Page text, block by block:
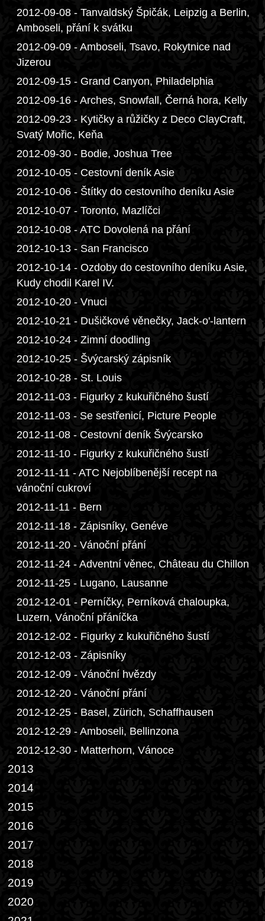
2012-09-08 - Tanvaldský Špičák, Leipzig a Berlin,
Amboseli, přání k svátku
2012-09-09 - Amboseli, Tsavo, Rokytnice nad
Jizerou
2012-09-15 - Grand Canyon, Philadelphia
2012-09-16 - Arches, Snowfall, Černá hora, Kelly
2012-09-23 - Kytičky a růžičky z Deco ClayCraft,
Svatý Mořic, Keňa
2012-09-30 - Bodie, Joshua Tree
2012-10-05 - Cestovní deník Asie
2012-10-06 - Štítky do cestovního deníku Asie
2012-10-07 - Toronto, Mazlíčci
2012-10-08 - ATC Dovolená na přání
2012-10-13 - San Francisco
2012-10-14 - Ozdoby do cestovního deníku Asie,
Kudy chodil Karel IV.
2012-10-20 - Vnuci
2012-10-21 - Dušičkové věnečky, Jack-o'-lantern
2012-10-24 - Zimní doodling
2012-10-25 - Švýcarský zápisník
2012-10-28 - St. Louis
2012-11-03 - Figurky z kukuřičného šustí
2012-11-03 - Se sestřenicí, Picture People
2012-11-08 - Cestovní deník Švýcarsko
2012-11-10 - Figurky z kukuřičného šustí
2012-11-11 - ATC Nejoblíbenější recept na
vánoční cukroví
2012-11-11 - Bern
2012-11-18 - Zápisníky, Genéve
2012-11-20 - Vánoční přání
2012-11-24 - Adventní věnec, Château du Chillon
2012-11-25 - Lugano, Lausanne
2012-12-01 - Perníčky, Perníková chaloupka,
Luzern, Vánoční přáníčka
2012-12-02 - Figurky z kukuřičného šustí
2012-12-03 - Zápisníky
2012-12-09 - Vánoční hvězdy
2012-12-20 - Vánoční přání
2012-12-25 - Basel, Zürich, Schaffhausen
2012-12-29 - Amboseli, Bellinzona
2012-12-30 - Matterhorn, Vánoce
2013
2014
2015
2016
2017
2018
2019
2020